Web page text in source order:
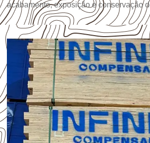
acabamento, exposição e conservação